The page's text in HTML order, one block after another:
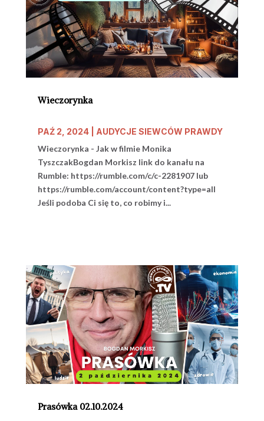
Wieczorynka
PAŹ 2, 2024| AUDYCJE SIEWCÓW PRAWDY
Wieczorynka - Jak w filmie Monika
TyszczakBogdan Morkisz link do kanału na
Rumble: https://rumble.com/c/c-2281907 lub
https://rumble.com/account/content?type=all
Jeśli podoba Ci się to, co robimy i...
Prasówka 02.10.2024